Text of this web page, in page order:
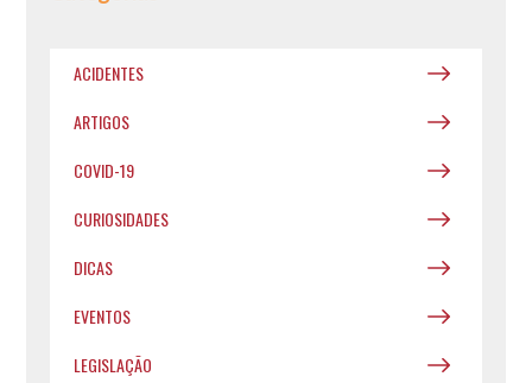
ACIDENTES
ARTIGOS
COVID-19
CURIOSIDADES
DICAS
EVENTOS
LEGISLAÇÃO